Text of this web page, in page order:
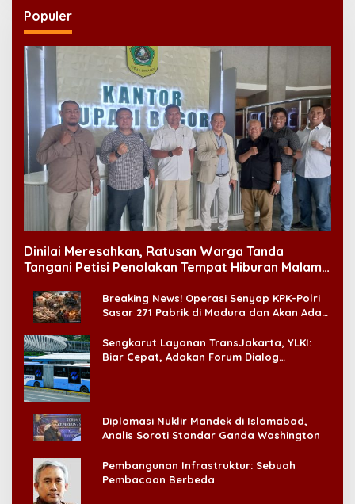
Populer
Dinilai Meresahkan, Ratusan Warga Tanda
Tangani Petisi Penolakan Tempat Hiburan Malam
Breaking News! Operasi Senyap KPK-Polri
Sasar 271 Pabrik di Madura dan Akan Ada
Sengkarut Layanan TransJakarta, YLKI:
Biar Cepat, Adakan Forum Dialog
Diplomasi Nuklir Mandek di Islamabad,
Analis Soroti Standar Ganda Washington
Pembangunan Infrastruktur: Sebuah
Pembacaan Berbeda